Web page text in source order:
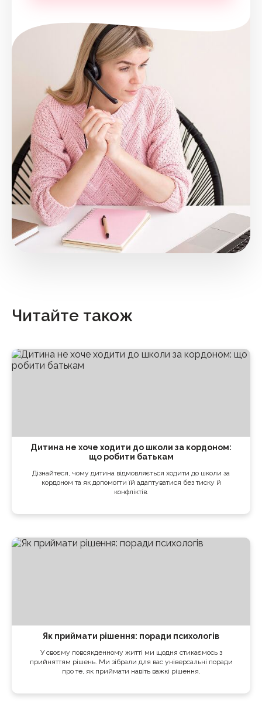
Читайте також
Дитина не хоче ходити до школи за кордоном:
що робити батькам
Дізнайтеся, чому дитина відмовляється ходити до школи за
кордоном та як допомогти їй адаптуватися без тиску й
конфліктів.
Як приймати рішення: поради психологів
У своєму повсякденному житті ми щодня стикаємось з
прийняттям рішень. Ми зібрали для вас універсальні поради
про те, як приймати навіть важкі рішення.